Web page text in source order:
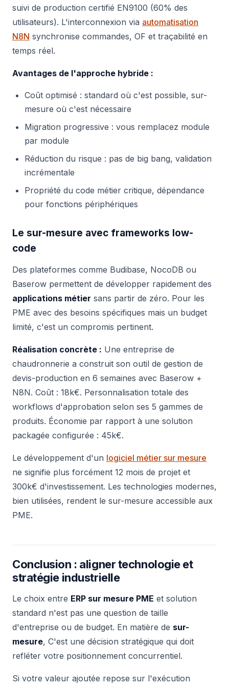
suivi de production certifié EN9100 (60% des
utilisateurs). L'interconnexion via automatisation
N8N synchronise commandes, OF et traçabilité en
temps réel.
Avantages de l'approche hybride :
Coût optimisé : standard où c'est possible, sur-
mesure où c'est nécessaire
Migration progressive : vous remplacez module
par module
Réduction du risque : pas de big bang, validation
incrémentale
Propriété du code métier critique, dépendance
pour fonctions périphériques
Le sur-mesure avec frameworks low-
code
Des plateformes comme Budibase, NocoDB ou
Baserow permettent de développer rapidement des
applications métier sans partir de zéro. Pour les
PME avec des besoins spécifiques mais un budget
limité, c'est un compromis pertinent.
Réalisation concrète : Une entreprise de
chaudronnerie a construit son outil de gestion de
devis-production en 6 semaines avec Baserow +
N8N. Coût : 18k€. Personnalisation totale des
workflows d'approbation selon ses 5 gammes de
produits. Économie par rapport à une solution
packagée configurée : 45k€.
Le développement d'un logiciel métier sur mesure
ne signifie plus forcément 12 mois de projet et
300k€ d'investissement. Les technologies modernes,
bien utilisées, rendent le sur-mesure accessible aux
PME.
Conclusion : aligner technologie et
stratégie industrielle
Le choix entre ERP sur mesure PME et solution
standard n'est pas une question de taille
d'entreprise ou de budget. En matière de sur-
mesure, C'est une décision stratégique qui doit
refléter votre positionnement concurrentiel.
Si votre valeur ajoutée repose sur l'exécution